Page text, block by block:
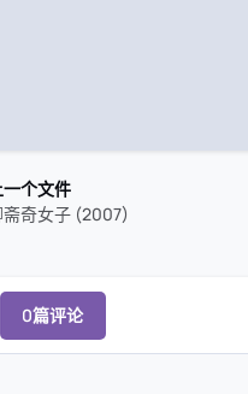
个文件
斋奇女子 (2007)
0篇评论